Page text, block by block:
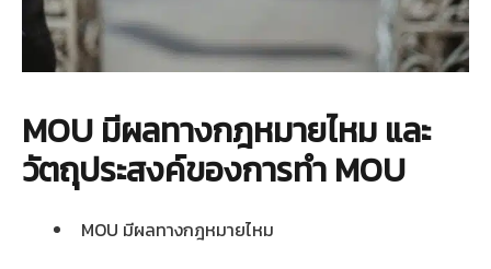
MOU มีผลทางกฎหมายไหม และ
วัตถุประสงค์ของการทำ MOU
MOU มีผลทางกฎหมายไหม